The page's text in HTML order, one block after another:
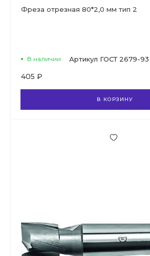
Фреза отрезная 80*2,0 мм тип 2
В наличии Артикул ГОСТ 2679-93
405 ₽
В КОРЗИНУ